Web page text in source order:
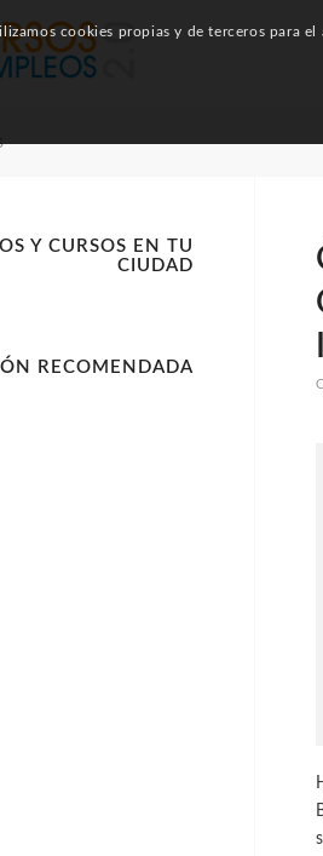
Y CURSOS EN TU
CIUDAD
RECOMENDADA
cookies propias y de terceros para